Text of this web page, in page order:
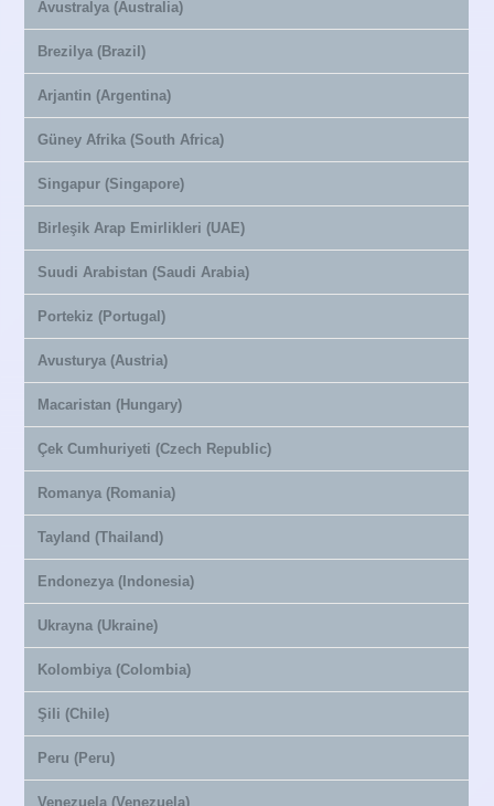
Avustralya (Australia)
Brezilya (Brazil)
Arjantin (Argentina)
Güney Afrika (South Africa)
Singapur (Singapore)
Birleşik Arap Emirlikleri (UAE)
Suudi Arabistan (Saudi Arabia)
Portekiz (Portugal)
Avusturya (Austria)
Macaristan (Hungary)
Çek Cumhuriyeti (Czech Republic)
Romanya (Romania)
Tayland (Thailand)
Endonezya (Indonesia)
Ukrayna (Ukraine)
Kolombiya (Colombia)
Şili (Chile)
Peru (Peru)
Venezuela (Venezuela)